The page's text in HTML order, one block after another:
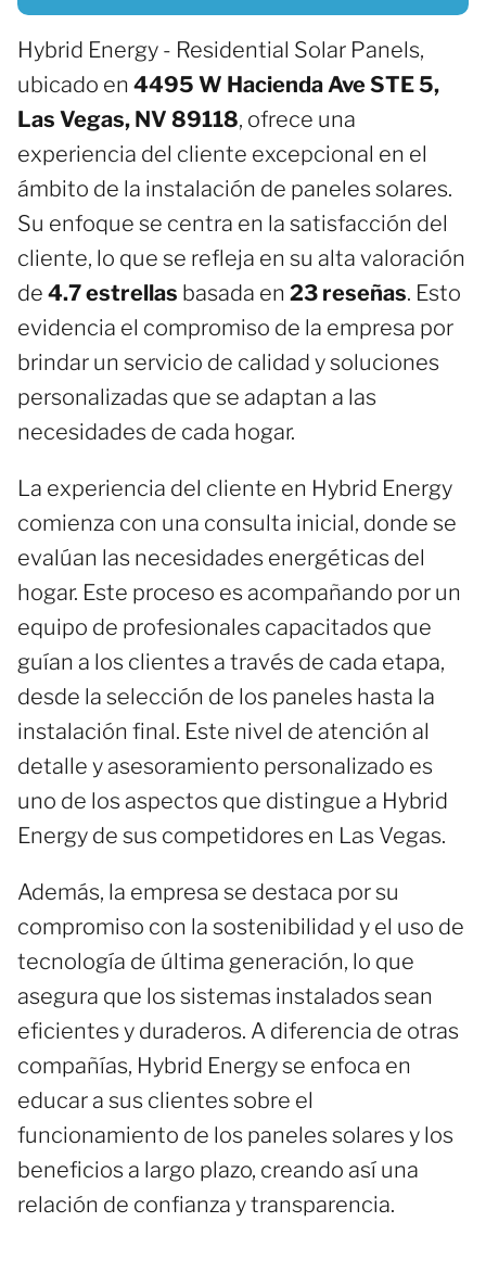
Hybrid Energy - Residential Solar Panels,
ubicado en 4495 W Hacienda Ave STE 5,
Las Vegas, NV 89118, ofrece una
experiencia del cliente excepcional en el
ámbito de la instalación de paneles solares.
Su enfoque se centra en la satisfacción del
cliente, lo que se refleja en su alta valoración
de 4.7 estrellas basada en 23 reseñas. Esto
evidencia el compromiso de la empresa por
brindar un servicio de calidad y soluciones
personalizadas que se adaptan a las
necesidades de cada hogar.
La experiencia del cliente en Hybrid Energy
comienza con una consulta inicial, donde se
evalúan las necesidades energéticas del
hogar. Este proceso es acompañando por un
equipo de profesionales capacitados que
guían a los clientes a través de cada etapa,
desde la selección de los paneles hasta la
instalación final. Este nivel de atención al
detalle y asesoramiento personalizado es
uno de los aspectos que distingue a Hybrid
Energy de sus competidores en Las Vegas.
Además, la empresa se destaca por su
compromiso con la sostenibilidad y el uso de
tecnología de última generación, lo que
asegura que los sistemas instalados sean
eficientes y duraderos. A diferencia de otras
compañías, Hybrid Energy se enfoca en
educar a sus clientes sobre el
funcionamiento de los paneles solares y los
beneficios a largo plazo, creando así una
relación de confianza y transparencia.